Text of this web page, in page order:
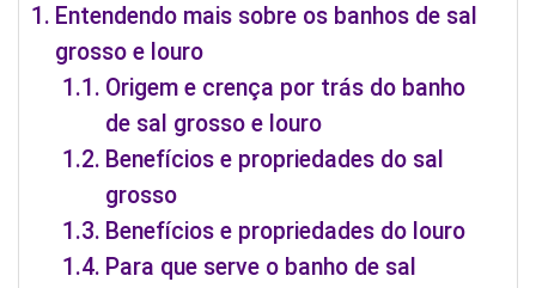
Entendendo mais sobre os banhos de sal
grosso e louro
Origem e crença por trás do banho
de sal grosso e louro
Benefícios e propriedades do sal
grosso
Benefícios e propriedades do louro
Para que serve o banho de sal